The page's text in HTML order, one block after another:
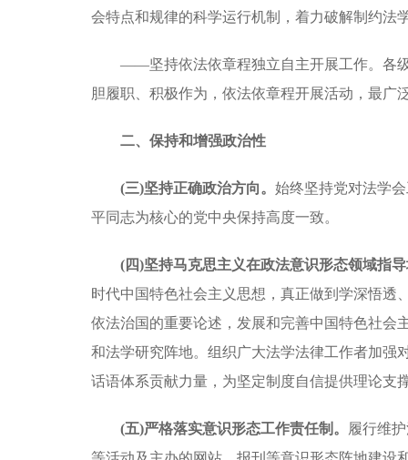
会特点和规律的科学运行机制，着力破解制约法
——坚持依法依章程独立自主开展工作。各
胆履职、积极作为，依法依章程开展活动，最广
二、保持和增强政治性
(三)坚持正确政治方向。 始终坚持党对法学
平同志为核心的党中央保持高度一致。
(四)坚持马克思主义在政法意识形态领域指
时代中国特色社会主义思想，真正做到学深悟透
依法治国的重要论述，发展和完善中国特色社会
和法学研究阵地。组织广大法学法律工作者加强
话语体系贡献力量，为坚定制度自信提供理论支
(五)严格落实意识形态工作责任制。
履行维